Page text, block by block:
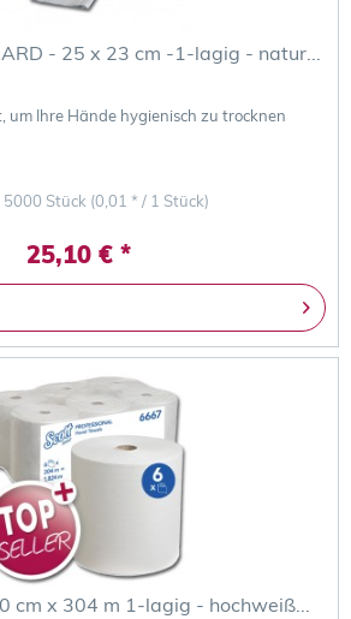
- 25 x 23 cm -1-lagig - natur...
um Ihre Hände hygienisch zu trocknen
5000 Stück (0,01 * / 1 Stück)
25,10 € *
cm x 304 m 1-lagig - hochweiß...